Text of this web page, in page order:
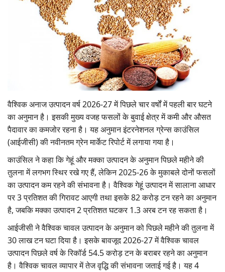
Rural Dialogue
Ground Report
National
Latest News
Agriculture Conclave and NACOF
Awards 2022
Agri Start-Ups
Language
Hindi
वैश्विक अनाज उत्पादन वर्ष 2026-27 में पिछले चार वर्षों में पहली बार घटने
का अनुमान है। इसकी मुख्य वजह फसलों के बुवाई क्षेत्र में कमी और औसत
पैदावार का कमजोर रहना है। यह अनुमान इंटरनेशनल ग्रेन्स काउंसिल
(आईजीसी) की नवीनतम ग्रेन मार्केट रिपोर्ट में लगाया गया है।
काउंसिल ने कहा कि गेहूं और मक्का उत्पादन के अनुमान पिछले महीने की
तुलना में लगभग स्थिर रखे गए हैं, लेकिन 2025-26 के मुकाबले दोनों फसलों
का उत्पादन कम रहने की संभावना है। वैश्विक गेहूं उत्पादन में सालाना आधार
पर 3 प्रतिशत की गिरावट आएगी तथा इसके 82 करोड़ टन रहने का अनुमान
है, जबकि मक्का उत्पादन 2 प्रतिशत घटकर 1.3 अरब टन रह सकता है।
आईजीसी ने वैश्विक चावल उत्पादन के अनुमान को पिछले महीने की तुलना में
30 लाख टन घटा दिया है। इसके बावजूद 2026-27 में वैश्विक चावल
उत्पादन पिछले वर्ष के रिकॉर्ड 54.5 करोड़ टन के बराबर रहने का अनुमान
है। वैश्विक चावल व्यापार में तेज वृद्धि की संभावना जताई गई है। यह 4